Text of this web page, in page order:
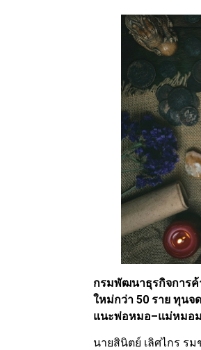
กรมพัฒนาธุรกิจการค้
ใหม่กว่า 50 ราย ทุนจ
แนะพ่อหมอ–แม่หมอม
นายสินิตย์ เลิศไกร ร